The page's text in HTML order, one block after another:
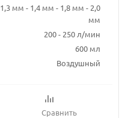
1,3 мм - 1,4 мм - 1,8 мм - 2,0
мм
200 - 250 л/мин
600 мл
Воздушный
Сравнить